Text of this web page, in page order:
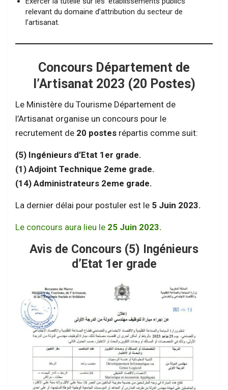
relevant du domaine d’attribution du secteur de
l’artisanat.
Concours Département de
l’Artisanat 2023 (20 Postes)
Le Ministère du Tourisme Département de
l’Artisanat organise un concours pour le
recrutement de 20 postes répartis comme suit:
(5) Ingénieurs d’Etat 1er grade.
(1) Adjoint Technique 2eme grade.
(14) Administrateurs 2eme grade.
La dernier délai pour postuler est le 5 Juin 2023.
Le concours aura lieu le 25 Juin 2023.
Avis de Concours (5) Ingénieurs
d’Etat 1er grade